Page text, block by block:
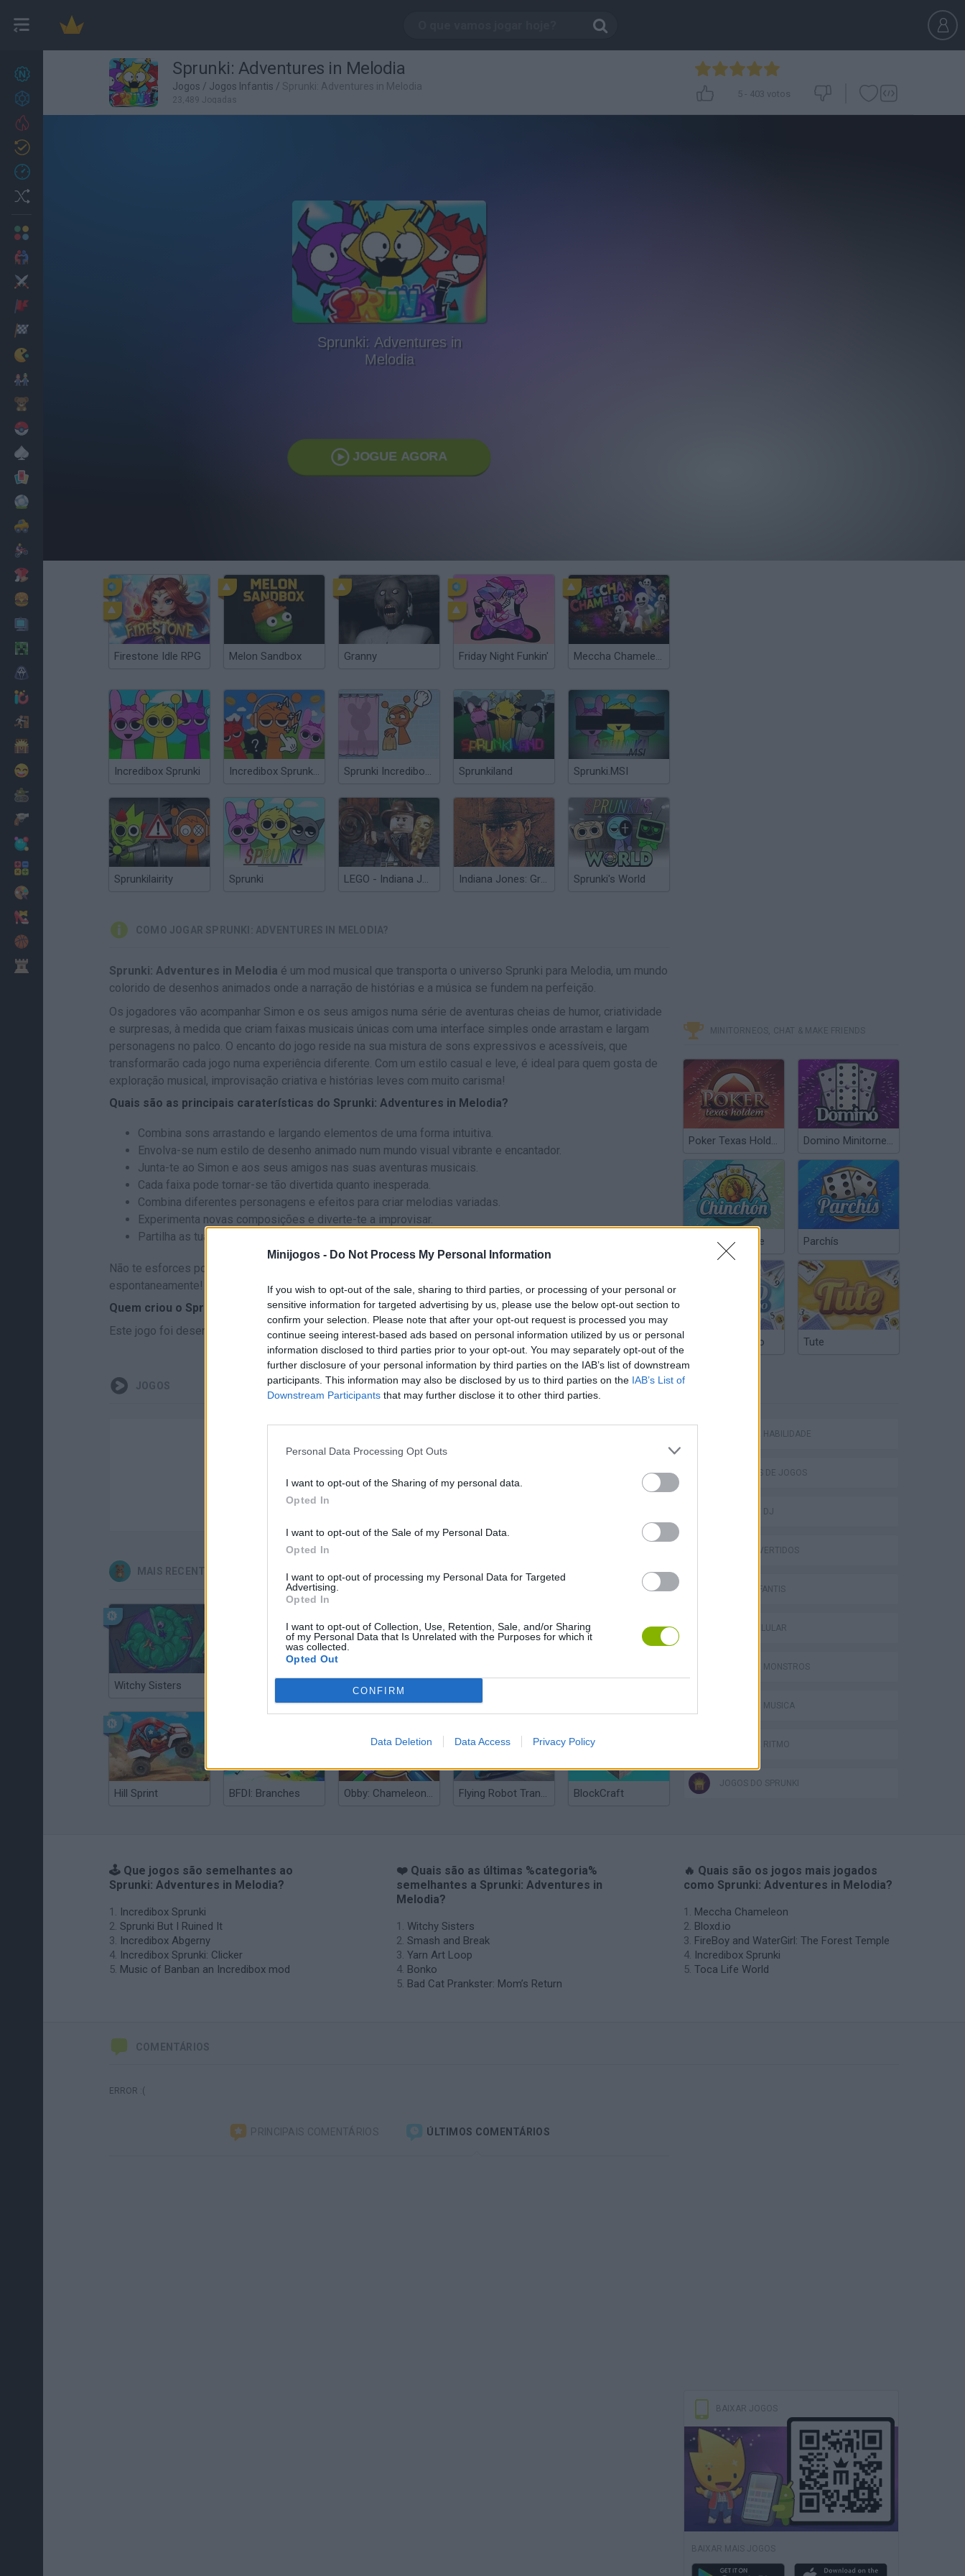
Minijogos - Do Not Process My Personal Information
If you wish to opt-out of the sale, sharing to third parties, or processing of your personal or
sensitive information for targeted advertising by us, please use the below opt-out section to
confirm your selection. Please note that after your opt-out request is processed you may
continue seeing interest-based ads based on personal information utilized by us or personal
information disclosed to third parties prior to your opt-out. You may separately opt-out of the
further disclosure of your personal information by third parties on the IAB’s list of downstream
participants. This information may also be disclosed by us to third parties on the IAB’s List of
Downstream Participants that may further disclose it to other third parties.
Personal Data Processing Opt Outs
I want to opt-out of the Sharing of my personal data.
Opted In
I want to opt-out of the Sale of my Personal Data.
Opted In
I want to opt-out of processing my Personal Data for Targeted
Advertising.
Opted In
I want to opt-out of Collection, Use, Retention, Sale, and/or Sharing
of my Personal Data that Is Unrelated with the Purposes for which it
was collected.
Opted Out
CONFIRM
Data Deletion Data Access Privacy Policy
27 Sprunki: Adventures in Melodia
Jogos / Jogos Infantis / Sprunki: Adventures in Melodia
23,489 Jogadas
5 - 403 votos
Sprunki: Adventures in
Melodia
JOGUE AGORA
Firestone Idle RPG Melon Sandbox Granny Friday Night Funkin' Meccha Chameleon
Incredibox Sprunki Incredibox Sprunki: Clicker Sprunki Incredibox: Long Hand Sprunkiland Sprunki.MSI
Sprunkilairity Sprunki LEGO - Indiana Jones Adventures Indiana Jones: Greatest Adventures Sprunki's World
COMO JOGAR SPRUNKI: ADVENTURES IN MELODIA?
Sprunki: Adventures in Melodia é um mod musical que transporta o universo Sprunki para Melodia, um mundo
colorido de desenhos animados onde a narração de histórias e a música se fundem na perfeição.
Os jogadores vão acompanhar Simon e os seus amigos numa série de aventuras cheias de humor, criatividade
e surpresas, à medida que criam faixas musicais únicas com uma interface simples onde arrastam e largam
personagens no palco. O encanto do jogo reside na sua mistura de sons expressivos e acessíveis, que
transformarão cada jogo numa experiência diferente. Com um estilo casual e leve, é ideal para quem gosta de
exploração musical, improvisação criativa e histórias leves com muito carisma!
Quais são as principais caraterísticas do Sprunki: Adventures in Melodia?
Combina sons arrastando e largando elementos de uma forma intuitiva.
Envolva-se num estilo de desenho animado num mundo visual vibrante e encantador.
Junta-te ao Simon e aos seus amigos nas suas aventuras musicais.
Cada faixa pode tornar-se tão divertida quanto inesperada.
Combina diferentes personagens e efeitos para criar melodias variadas.
Experimenta novas composições e diverte-te a improvisar.
Partilha as tuas criações e diverte-te com a narrativa que acompanha cada sessão.
Não te esforces por atingir a perfeição, a diversão está em experimentar e deixar a música fluir
espontaneamente!
Quem criou o Sprunki: Adventures in Melodia?
Este jogo foi desenvolvido pela Tops.
JOGOS
MAIS RECENTES JOGOS INFANTIS
Witchy Sisters Yarn Art Loop
Hill Sprint BFDI: Branches Obby: Chameleon: Paint & Hide Flying Robot Transform BlockCraft
MINITORNEOS, CHAT & MAKE FRIENDS
Poker Texas Hold’em Domino Minitorneos
Chinchón Online Parchís
Truco Argentino Tute
JOGOS DE HABILIDADE
COLEÇÕES DE JOGOS
JOGOS DE DJ
JOGOS DIVERTIDOS
JOGOS INFANTIS
JOGOS CELULAR
JOGOS DE MONSTROS
JOGOS DE MÚSICA
JOGOS DE RITMO
JOGOS DO SPRUNKI
🕹️ Que jogos são semelhantes ao
Sprunki: Adventures in Melodia?
Incredibox Sprunki
Sprunki But I Ruined It
Incredibox Abgerny
Incredibox Sprunki: Clicker
Music of Banban an Incredibox mod
❤️ Quais são as últimas %categoria%
semelhantes a Sprunki: Adventures in
Melodia?
Witchy Sisters
Smash and Break
Yarn Art Loop
Bonko
Bad Cat Prankster: Mom’s Return
🔥 Quais são os jogos mais jogados
como Sprunki: Adventures in Melodia?
Meccha Chameleon
Bloxd.io
FireBoy and WaterGirl: The Forest Temple
Incredibox Sprunki
Toca Life World
COMENTÁRIOS
ERROR :(
PRINCIPAIS COMENTÁRIOS ÚLTIMOS COMENTÁRIOS
BAIXAR JOGOS
BAIXAR MAIS JOGOS